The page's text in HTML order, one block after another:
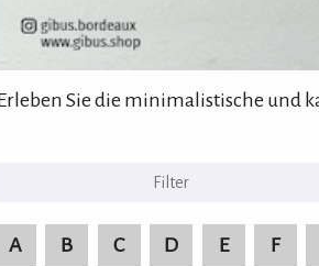
Sie die minimalistische und
KULTURpur Bildende
A B C D E F